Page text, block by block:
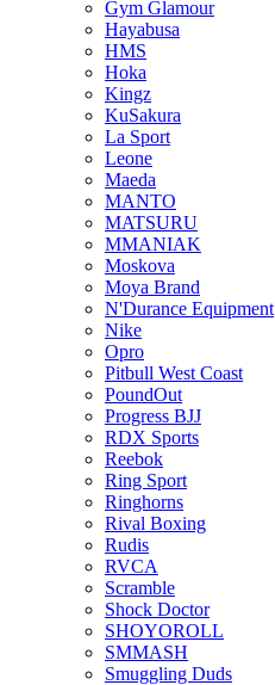
Gym Glamour
Hayabusa
HMS
Hoka
Kingz
KuSakura
La Sport
Leone
Maeda
MANTO
MATSURU
MMANIAK
Moskova
Moya Brand
N'Durance Equipment
Nike
Opro
Pitbull West Coast
PoundOut
Progress BJJ
RDX Sports
Reebok
Ring Sport
Ringhorns
Rival Boxing
Rudis
RVCA
Scramble
Shock Doctor
SHOYOROLL
SMMASH
Smuggling Duds